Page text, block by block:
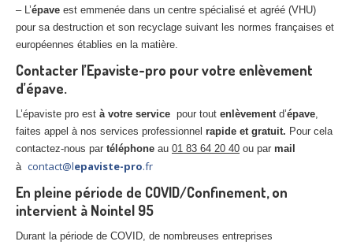
– L’épave est emmenée dans un centre spécialisé et agréé (VHU)
pour sa destruction et son recyclage suivant les normes françaises et
européennes établies en la matière.
Contacter l’Epaviste-pro pour votre enlèvement
d’épave.
L’épaviste pro est à votre service pour tout enlèvementd’épave,
faites appel à nos services professionnel rapide et gratuit. Pour cela
contactez-nous par téléphone au 01 83 64 20 40 ou par mail
à contact@lepaviste-pro.fr
En pleine période de COVID/Confinement, on
intervient à Nointel 95
Durant la période de COVID, de nombreuses entreprises